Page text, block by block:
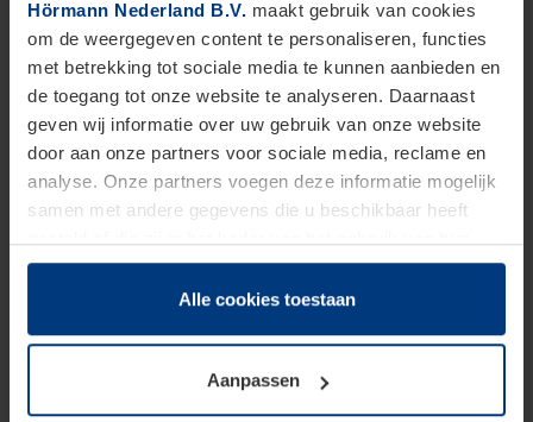
Hörmann Nederland B.V. maakt gebruik van cookies
om de weergegeven content te personaliseren, functies
met betrekking tot sociale media te kunnen aanbieden en
de toegang tot onze website te analyseren. Daarnaast
geven wij informatie over uw gebruik van onze website
door aan onze partners voor sociale media, reclame en
analyse. Onze partners voegen deze informatie mogelijk
samen met andere gegevens die u beschikbaar heeft
dienstverlening hebben verzameld.
Juridisch zijn wij gerechtigd om cookies op uw computer
onze pagina's absoluut noodzakelijk is. Voor alle andere
soorten cookies is uw toestemming vereist. Uw
toestemming kunt u op elk moment bij de uitleg van de
Alle cookies toestaan
Aanpassen
Ontdek onze services en producten
Een vertrouwd adres voor advies, verkoop en
montage in uw regio.
Ook voor service kunt u op ons vertrouwen.
SHOWROOM ONDERDELEN